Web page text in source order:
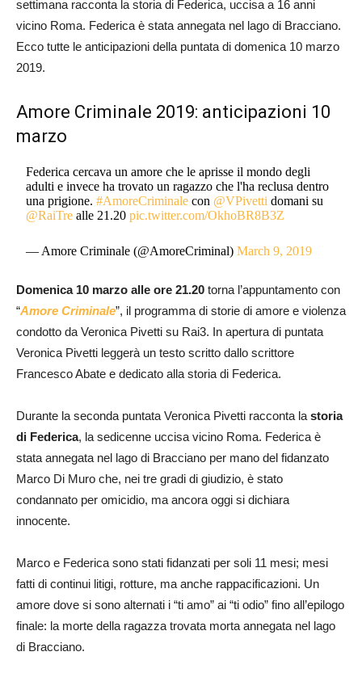
settimana racconta la storia di Federica, uccisa a 16 anni
vicino Roma. Federica è stata annegata nel lago di Bracciano.
Ecco tutte le anticipazioni della puntata di domenica 10 marzo
2019.
Amore Criminale 2019: anticipazioni 10
marzo
Federica cercava un amore che le aprisse il mondo degli
adulti e invece ha trovato un ragazzo che l'ha reclusa dentro
una prigione.#AmoreCriminale con @VPivetti domani su
@RaiTre alle 21.20pic.twitter.com/OkhoBR8B3Z
— Amore Criminale (@AmoreCriminal)March 9, 2019
Domenica 10 marzo alle ore 21.20 torna l’appuntamento con
“Amore Criminale”, il programma di storie di amore e violenza
condotto da Veronica Pivetti su Rai3. In apertura di puntata
Veronica Pivetti leggerà un testo scritto dallo scrittore
Francesco Abate e dedicato alla storia di Federica.
Durante la seconda puntata Veronica Pivetti racconta la storia
di Federica, la sedicenne uccisa vicino Roma. Federica è
stata annegata nel lago di Bracciano per mano del fidanzato
Marco Di Muro che, nei tre gradi di giudizio, è stato
condannato per omicidio, ma ancora oggi si dichiara
innocente.
Marco e Federica sono stati fidanzati per soli 11 mesi; mesi
fatti di continui litigi, rotture, ma anche rappacificazioni. Un
amore dove si sono alternati i “ti amo” ai “ti odio” fino all’epilogo
finale: la morte della ragazza trovata morta annegata nel lago
di Bracciano.